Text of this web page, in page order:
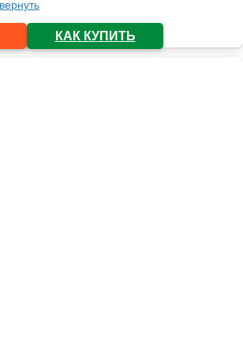
КАК КУПИТЬ